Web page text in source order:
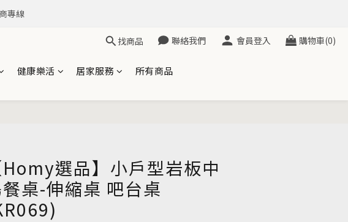
生活商城
專線
找商品 聯絡我們 會員登入 購物車(0)
健康樂活 居家服務 所有商品
Homy選品】小戶型岩板中
桌-伸縮桌 吧台桌